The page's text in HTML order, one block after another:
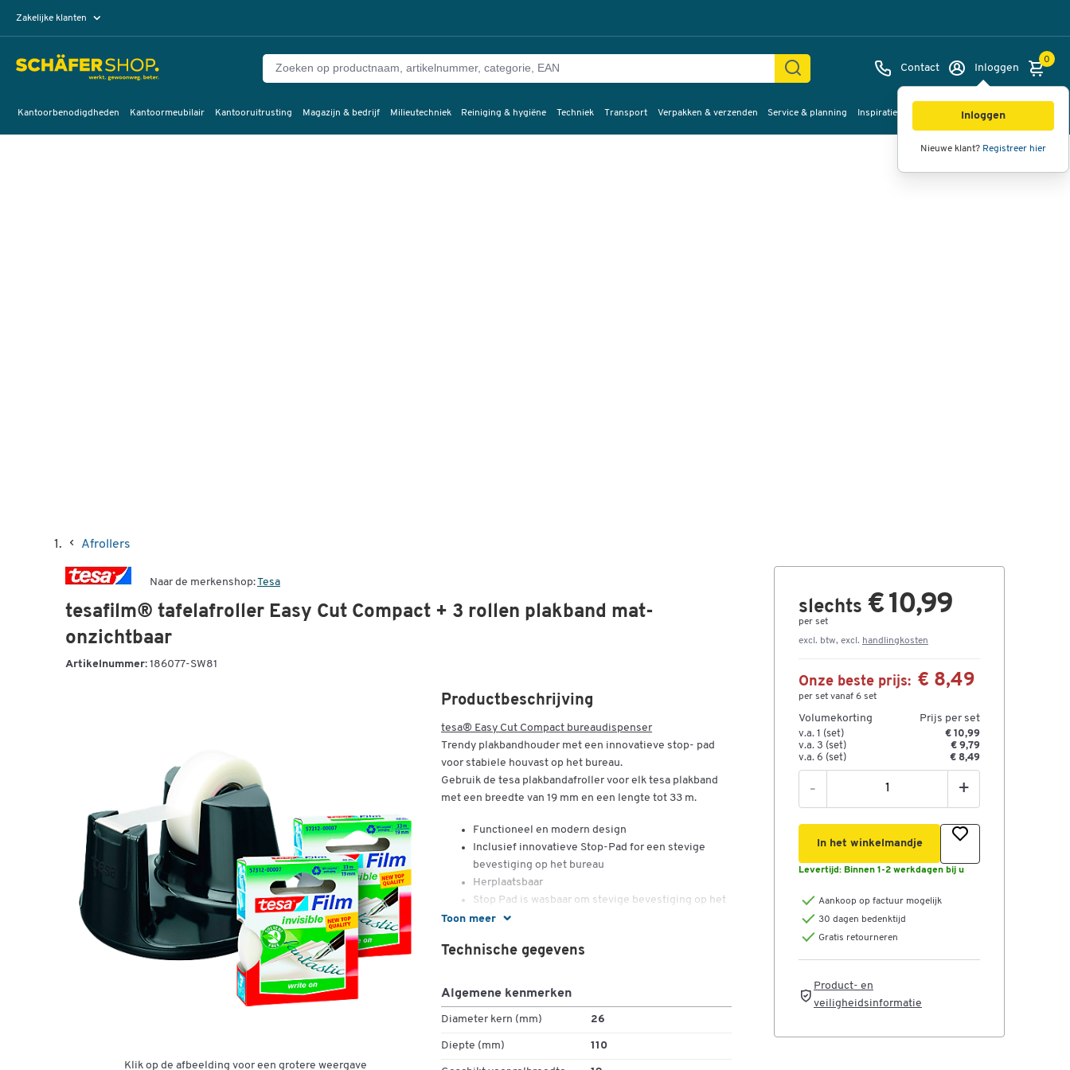
Zakelijke klanten
Contact Inloggen
Inloggen
Nieuwe klant? Registreer hier
0
Kantoorbenodigdheden Kantoormeubilair Kantooruitrusting Magazijn & bedrijf Milieutechniek Reiniging & hygiëne Techniek Transport Verpakken & verzenden Service & planning Inspiratie
Afrollers
Naar de merkenshop:Tesa
tesafilm® tafelafroller Easy Cut Compact + 3 rollen plakband mat-
onzichtbaar
Artikelnummer: 186077-SW81
Klik op de afbeelding voor een grotere weergave
Toon meer
Productbeschrijving
tesa® Easy Cut Compact bureaudispenser
Trendy plakbandhouder met een innovatieve stop- pad
voor stabiele houvast op het bureau.
Gebruik de tesa plakbandafroller voor elk tesa plakband
met een breedte van 19 mm en een lengte tot 33 m.
Functioneel en modern design
Inclusief innovatieve Stop-Pad for een stevige
bevestiging op het bureau
Herplaatsbaar
Stop Pad is wasbaar om stevige bevestiging op het
bureau te reactiveren
Gemakkelijk opnieuw te vullen
tesafilm® Invisible is een zelfklevende tape voor gebruik
bij hobby’s en herstel van papier. Het is vrijwel
Voor rollen van 19 mm x 33 m
Technische gegevens
Algemene kenmerken
Diameter kern (mm) 26
Diepte (mm) 110
slechts € 10,99
per set
excl. btw, excl. handlingkosten
Onze beste prijs: € 8,49
per set vanaf 6 set
Volumekorting Prijs per set
v.a. 1 (set)
€ 10,99
v.a. 3 (set)
€ 9,79
v.a. 6 (set)
€ 8,49
- +
In het winkelmandje
Levertijd: Binnen 1-2 werkdagen bij u
Aankoop op factuur mogelijk
30 dagen bedenktijd
Gratis retourneren
Product- en
veiligheidsinformatie
Afbeeldingen Video's
360°
weergave